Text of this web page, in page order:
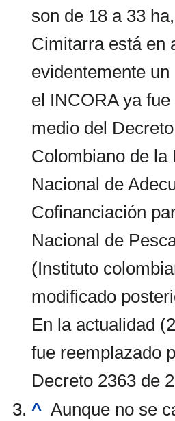
son de 18 a 33
Cimitarra está en
evidentemente
el INCORA ya
medio del
Colombiano de la
Nacional de
Cofinanciación
Nacional de
(Instituto
modificado
En la actualidad
fue reemplazado
Decreto 2363 de
^ Aunque no se